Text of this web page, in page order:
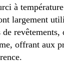
à
largement
revêtements,
offrant aux